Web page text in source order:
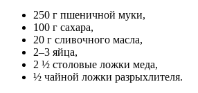
250 г пшеничной муки,
100 г сахара,
20 г сливочного масла,
2–3 яйца,
2 ½ столовые ложки меда,
½ чайной ложки разрыхлителя.